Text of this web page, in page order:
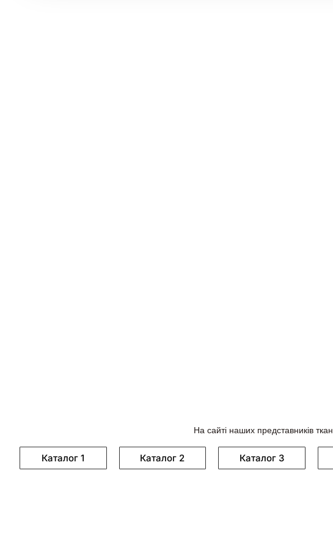
На сайті наших представників
Каталог 1 Каталог 2 Каталог 3